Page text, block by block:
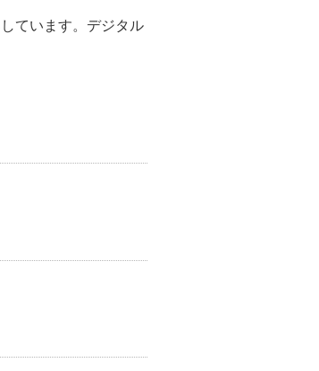
ています。デジタル